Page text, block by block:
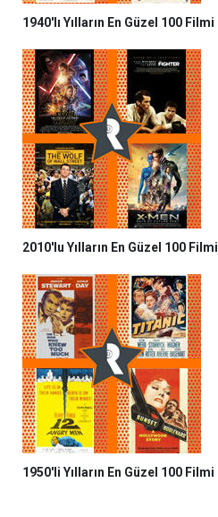
1940'lı Yılların En Güzel 100 Filmi
2010'lu Yılların En Güzel 100 Filmi
1950'li Yılların En Güzel 100 Filmi